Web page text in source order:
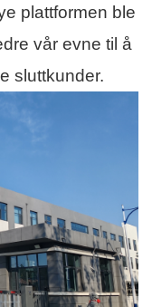
plattformen ble
vår evne til å
sluttkunder.